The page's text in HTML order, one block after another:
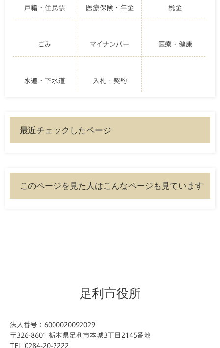
戸籍・住民票 医療保険・年金 税金
ごみ マイナンバー 医療・健康
水道・下水道 入札・契約
最近チェックしたページ
このページを見た人はこんなページも見ています
足利市役所
法人番号：6000020092029
〒326-8601 栃木県足利市本城3丁目2145番地
TEL 0284-20-2222